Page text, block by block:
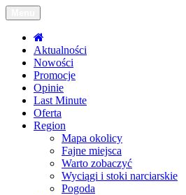
Toggle
navigation
Aktualności
Nowości
Promocje
Opinie
Last Minute
Oferta
Region
Mapa okolicy
Fajne miejsca
Warto zobaczyć
Wyciągi i stoki narciarskie
Pogoda